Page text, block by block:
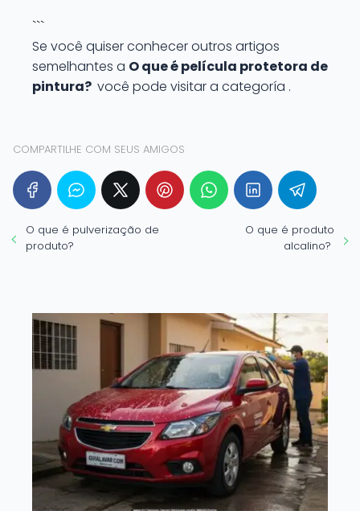
```
Se você quiser conhecer outros artigos
semelhantes a O que é película protetora de
pintura? você pode visitar a categoría .
COMPARTILHE COM SEUS AMIGOS
O que é pulverização de
produto?
O que é produto
alcalino?